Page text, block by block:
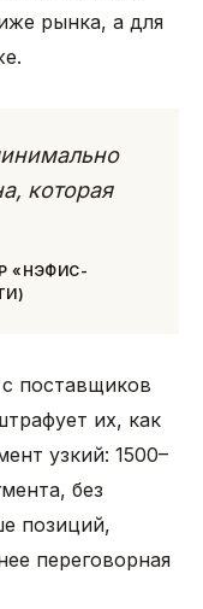
рынка, а для
которая
«НЭФИС-
поставщиков
их, как
узкий: 1500–
без
позиций,
переговорная